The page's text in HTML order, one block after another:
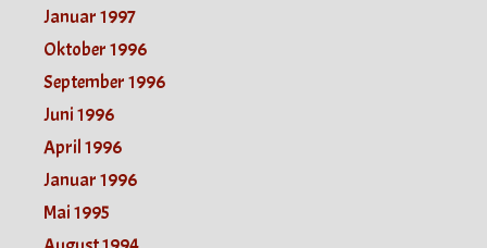
Januar 1997
Oktober 1996
September 1996
Juni 1996
April 1996
Januar 1996
Mai 1995